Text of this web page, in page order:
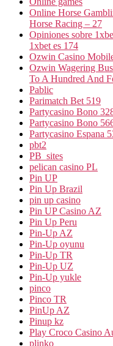
Online Horse
Horse Racing – 27
Opiniones sobre
1xbet es 174
Ozwin Casino
Ozwin Wagering
To A Hundred And
Pablic
Parimatch Bet 519
Partycasino Bono
Partycasino Bono
Partycasino Espana
pbt2
PB_sites
pelican casino PL
Pin UP
Pin Up Brazil
pin up casino
Pin UP Casino AZ
Pin Up Peru
Pin-Up AZ
Pin-Up oyunu
Pin-Up TR
Pin-Up UZ
Pin-Up yukle
pinco
Pinco TR
PinUp AZ
Pinup kz
Play Croco Casino
plinko